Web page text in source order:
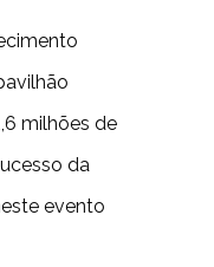
milhões de
da
evento